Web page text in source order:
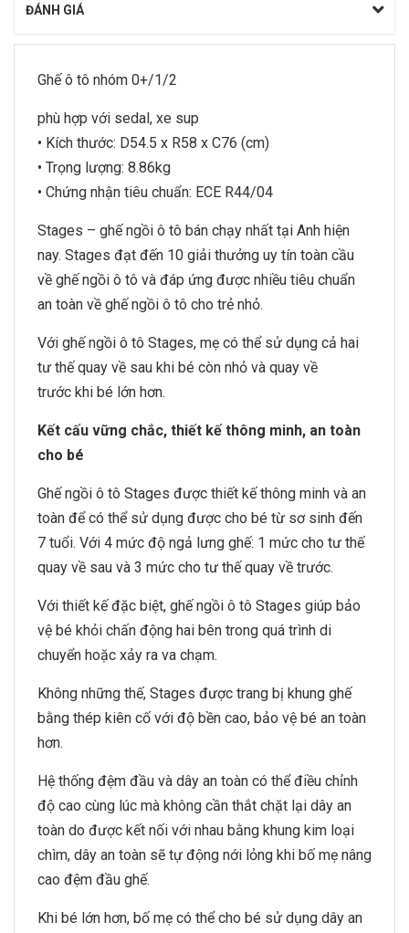
ĐÁNH GIÁ
Ghế ô tô nhóm 0+/1/2
phù hợp với sedal, xe sup
• Kích thước: D54.5 x R58 x C76 (cm)
• Trọng lượng: 8.86kg
• Chứng nhận tiêu chuẩn: ECE R44/04
Stages – ghế ngồi ô tô bán chạy nhất tại Anh hiện
nay. Stages đạt đến 10 giải thưởng uy tín toàn cầu
về ghế ngồi ô tô và đáp ứng được nhiều tiêu chuẩn
an toàn về ghế ngồi ô tô cho trẻ nhỏ.
Với ghế ngồi ô tô Stages, mẹ có thể sử dụng cả hai
tư thế quay về sau khi bé còn nhỏ và quay về
trước khi bé lớn hơn.
Kết cấu vững chắc, thiết kế thông minh, an toàn
cho bé
Ghế ngồi ô tô Stages được thiết kế thông minh và an
toàn để có thể sử dụng được cho bé từ sơ sinh đến
7 tuổi. Với 4 mức độ ngả lưng ghế: 1 mức cho tư thế
quay về sau và 3 mức cho tư thế quay về trước.
Với thiết kế đặc biệt, ghế ngồi ô tô Stages giúp bảo
vệ bé khỏi chấn động hai bên trong quá trình di
chuyển hoặc xảy ra va chạm.
Không những thế, Stages được trang bị khung ghế
bằng thép kiên cố với độ bền cao, bảo vệ bé an toàn
hơn.
Hệ thống đệm đầu và dây an toàn có thể điều chỉnh
độ cao cùng lúc mà không cần thắt chặt lại dây an
toàn do được kết nối với nhau bằng khung kim loại
chìm, dây an toàn sẽ tự động nới lỏng khi bố mẹ nâng
cao đệm đầu ghế.
Khi bé lớn hơn, bố mẹ có thể cho bé sử dụng dây an